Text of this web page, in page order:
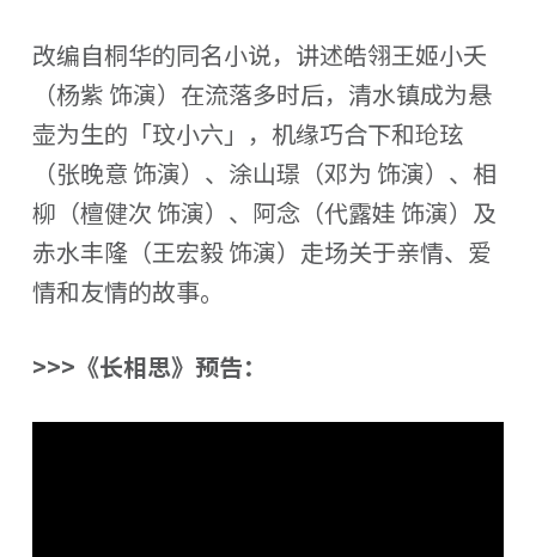
改编自桐华的同名小说，讲述皓翎王姬小夭
（杨紫 饰演）在流落多时后，清水镇成为悬
壶为生的「玟小六」，机缘巧合下和玱玹
（张晚意 饰演）、涂山璟（邓为 饰演）、相
柳（檀健次 饰演）、阿念（代露娃 饰演）及
赤水丰隆（王宏毅 饰演）走场关于亲情、爱
情和友情的故事。
>>>《长相思》预告：